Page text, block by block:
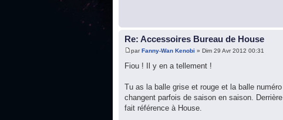
Re: Accessoires Bureau de House
parFanny-Wan Kenobi » Dim 29 Avr 2012 00:31
Fiou ! Il y en a tellement !
Tu as la balle grise et rouge et la balle
changent parfois de saison en saison.
fait référence à House.